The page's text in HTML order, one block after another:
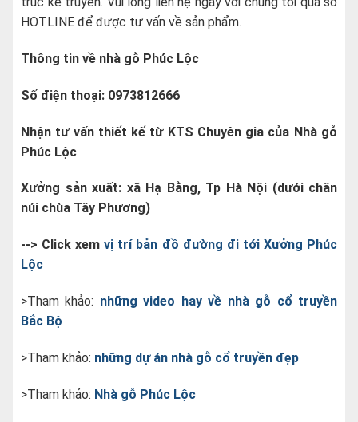
HOTLINE để được tư vấn về sản phẩm.
Thông tin về nhà gỗ Phúc Lộc
Số điện thoại: 0973812666
Nhận tư vấn thiết kế từ KTS Chuyên gia của Nhà gỗ
Phúc Lộc
Xưởng sản xuất: xã Hạ Bằng, Tp Hà Nội (dưới chân
núi chùa Tây Phương)
--> Click xemvị trí bản đồ đường đi tới Xưởng Phúc
Lộc
>Tham khảo: những video hay về nhà gỗ cổ truyền
Bắc Bộ
>Tham khảo: những dự án nhà gỗ cổ truyền đẹp
>Tham khảo: Nhà gỗ Phúc Lộc